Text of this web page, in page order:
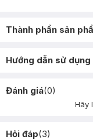
Thành phần sản
Hướng dẫn sử dụng
Đánh giá(0)
Hãy
Hỏi đáp(3)